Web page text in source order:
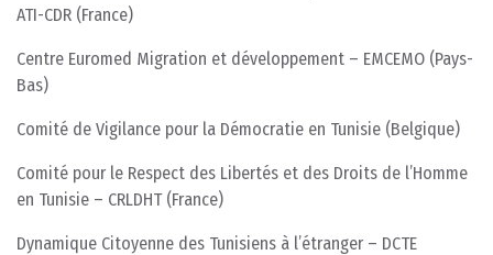
ATI-CDR (France)
Centre Euromed Migration et développement – EMCEMO (Pays-
Bas)
Comité de Vigilance pour la Démocratie en Tunisie (Belgique)
Comité pour le Respect des Libertés et des Droits de l’Homme
en Tunisie – CRLDHT (France)
Dynamique Citoyenne des Tunisiens à l’étranger – DCTE